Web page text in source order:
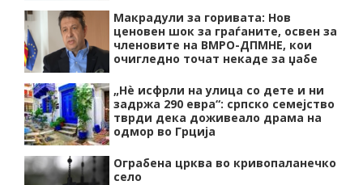
Макрадули за горивата: Нов
ценовен шок за граѓаните, освен за
членовите на ВМРО-ДПМНЕ, кои
очигледно точат некаде за џабе
„Нѐ исфрли на улица со дете и ни
задржа 290 евра“: српско семејство
тврди дека доживеало драма на
одмор во Грција
Ограбена црква во кривопаланечко
село